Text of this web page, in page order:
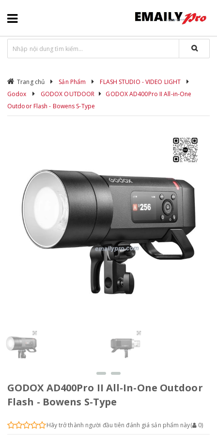
Trang chủ Sản Phẩm
FLASH STUDIO - VIDEO LIGHT
Godox
GODOX OUTDOOR
GODOX AD400Pro II All-in-One
Outdoor Flash - Bowens S-Type
GODOX AD400Pro II All-In-One Outdoor
Flash - Bowens S-Type
Hãy trở thành người đầu tiên đánh giá sản phẩm này( 0)